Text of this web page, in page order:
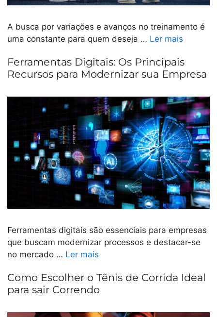
A busca por variações e avanços no treinamento é
uma constante para quem deseja … Ler mais
Ferramentas Digitais: Os Principais
Recursos para Modernizar sua Empresa
Ferramentas digitais são essenciais para empresas
que buscam modernizar processos e destacar-se
no mercado … Ler mais
Como Escolher o Tênis de Corrida Ideal
para sair Correndo